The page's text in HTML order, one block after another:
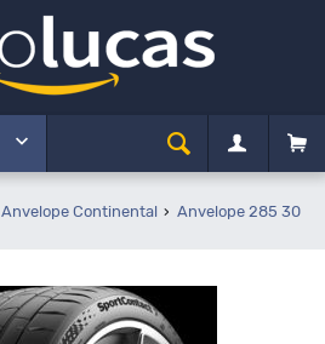
Anvelope Continental Anvelope 285 30